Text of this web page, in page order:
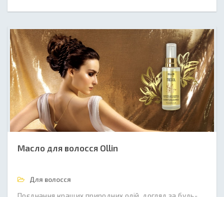
Масло для волосся Ollin
Для волосся
Поєднання кращих природних олій, догляд за будь-